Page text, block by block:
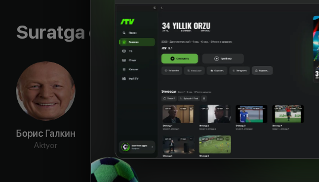
Suratga olish guruhi
Борис Галкин
Aktyor Aktyor
Вадим
Бадмацыренов
Aktyor
Никита
Aktyor